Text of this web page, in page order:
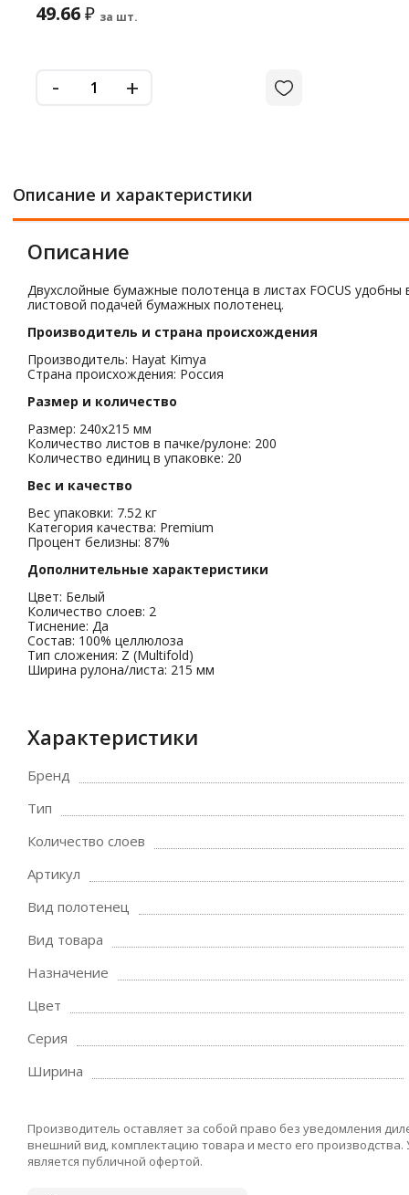
49.66₽ за шт.
- +
Описание и характеристики
Описание
Двухслойные бумажные полотенца в листах FOCUS
листовой подачей бумажных полотенец.
Производитель и страна происхождения
Производитель: Hayat Kimya
Страна происхождения: Россия
Размер и количество
Размер: 240х215 мм
Количество листов в пачке/рулоне: 200
Количество единиц в упаковке: 20
Вес и качество
Вес упаковки: 7.52 кг
Категория качества: Premium
Процент белизны: 87%
Дополнительные характеристики
Цвет: Белый
Количество слоев: 2
Тиснение: Да
Состав: 100% целлюлоза
Тип сложения: Z (Multifold)
Ширина рулона/листа: 215 мм
Характеристики
Бренд
Тип
Количество слоев
Артикул
Вид полотенец
Вид товара
Назначение
Цвет
Серия
Ширина
Производитель оставляет за собой право без уведомления
внешний вид, комплектацию товара и место его
является публичной офертой.